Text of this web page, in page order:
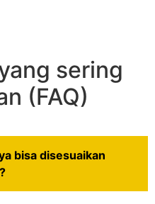
sering
(FAQ)
bisa disesuaikan